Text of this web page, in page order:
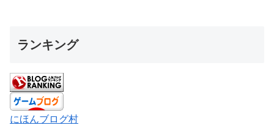
ランキング
にほんブログ村